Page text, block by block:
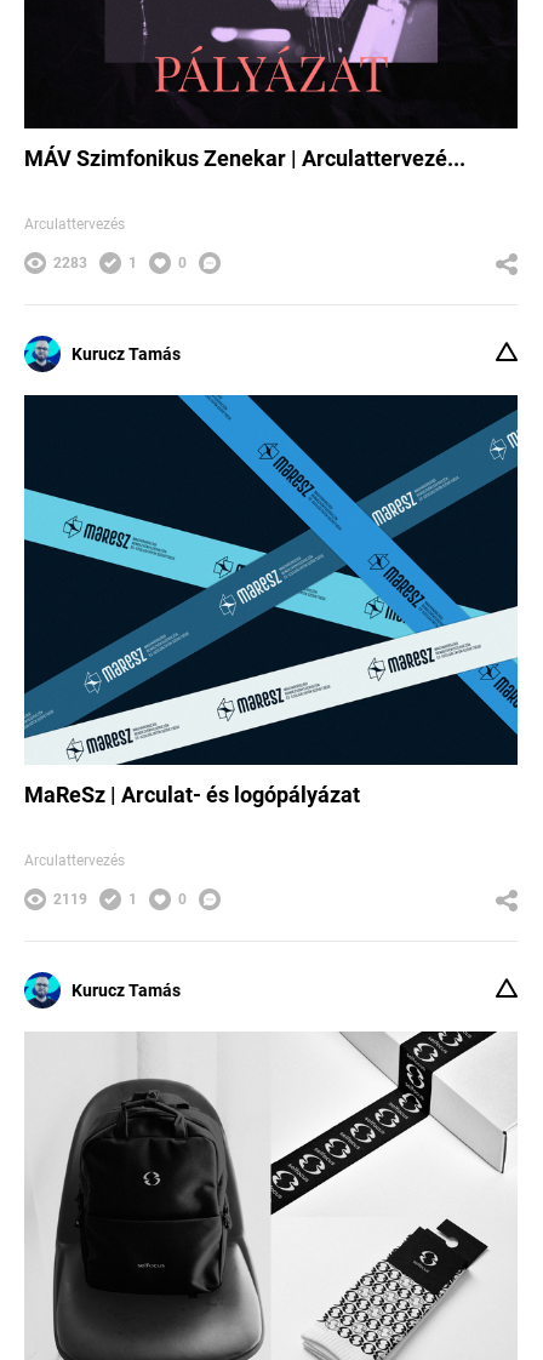
MÁV Szimfonikus Zenekar | Arculattervezé...
Arculattervezés
2283 1 0
Kurucz Tamás
MaReSz | Arculat- és logópályázat
Arculattervezés
2119 1 0
Kurucz Tamás